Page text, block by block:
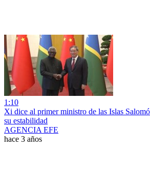
1:10
Xi dice al primer ministro de las Islas
su estabilidad
AGENCIA EFE
hace 3 años